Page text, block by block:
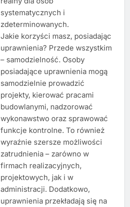
systematycznych i
zdeterminowanych.
Jakie korzyści masz, posiadając
uprawnienia? Przede wszystkim
– samodzielność. Osoby
posiadające uprawnienia mogą
samodzielnie prowadzić
projekty, kierować pracami
budowlanymi, nadzorować
wykonawstwo oraz sprawować
funkcje kontrolne. To również
wyraźnie szersze możliwości
zatrudnienia – zarówno w
firmach realizacyjnych,
projektowych, jak i w
administracji. Dodatkowo,
uprawnienia przekładają się na